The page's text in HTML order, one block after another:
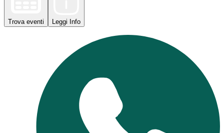
Trova eventi Leggi Info